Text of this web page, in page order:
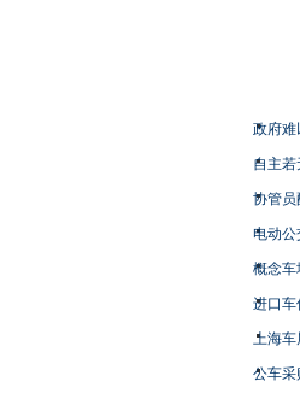
政府难
自主
协管员
电动
概念车
进口车
上海
公车采